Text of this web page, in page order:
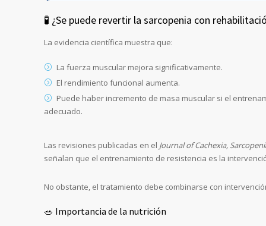
🧪 ¿Se puede revertir la sarcopenia con
La evidencia científica muestra que:
La fuerza muscular mejora significativamente.
El rendimiento funcional aumenta.
Puede haber incremento de masa muscular si el
adecuado.
Las revisiones publicadas en el Journal of Cachexia,
señalan que el entrenamiento de resistencia es la
No obstante, el tratamiento debe combinarse con
🥗 Importancia de la nutrición